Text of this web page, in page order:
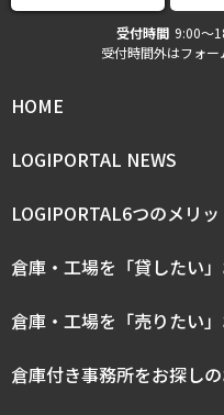
受付時間 9:00〜
受付時間外はフォ
HOME
LOGIPORTAL NEWS
LOGIPORTAL6つのメリッ
倉庫・工場を「貸したい
倉庫・工場を「売りたい
倉庫付き事務所をお探し